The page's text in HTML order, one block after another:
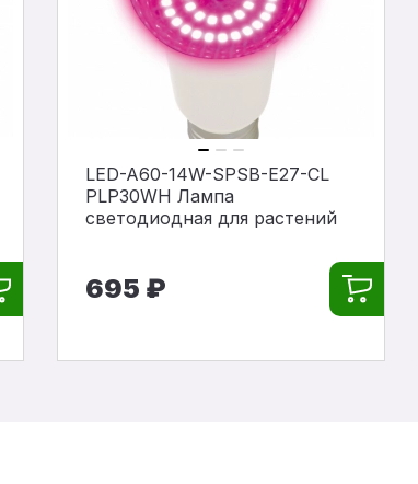
LED-A60-14W-SPSB-E27-CL
PLP30WH Лампа
светодиодная для растений
695 ₽